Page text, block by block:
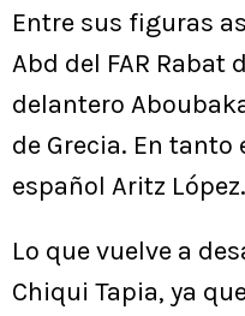
Entre sus figuras
Abd del FAR Rabat
delantero
de Grecia. En
español Aritz López.
Lo que vuelve a
Chiqui Tapia, ya